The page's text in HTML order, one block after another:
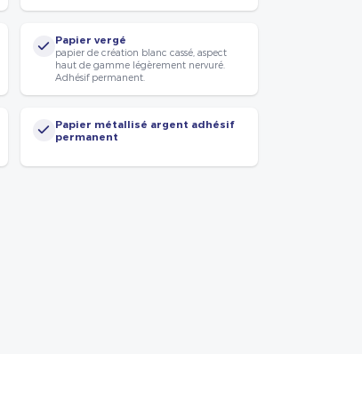
Papier vergé
papier de création blanc cassé, aspect
haut de gamme légèrement nervuré.
Adhésif permanent.
Papier métallisé argent adhésif
permanent